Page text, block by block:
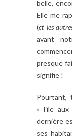
belle,
Elle me
(cf. les
avant
presque
signifie !
Pourtant,
« l’île
dernière
ses